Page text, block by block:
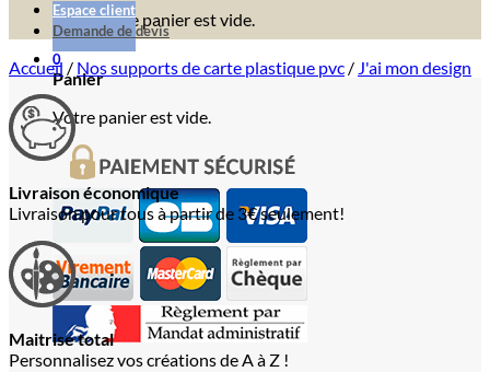
Votre panier est vide.
0
Panier
Votre panier est vide.
Espace client
Demande de devis
Accueil / Nos supports de carte plastique pvc / J'ai mon design
Livraison économique
Livraison pour tous à partir de 3€ seulement!
Maitrise total
Personnalisez vos créations de A à Z !